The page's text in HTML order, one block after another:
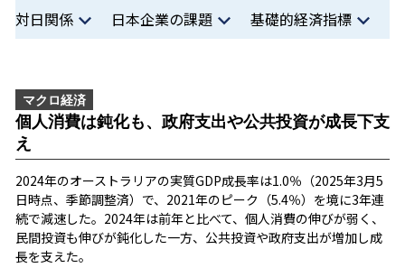
対日関係
日本企業の課題 基礎的経済指標
マクロ経済
個人消費は鈍化も、政府支出や公共投資が成長下支
え
2024年のオーストラリアの実質GDP成長率は1.0％（2025年3月5
日時点、季節調整済）で、2021年のピーク（5.4％）を境に3年連
続で減速した。2024年は前年と比べて、個人消費の伸びが弱く、
民間投資も伸びが鈍化した一方、公共投資や政府支出が増加し成
長を支えた。